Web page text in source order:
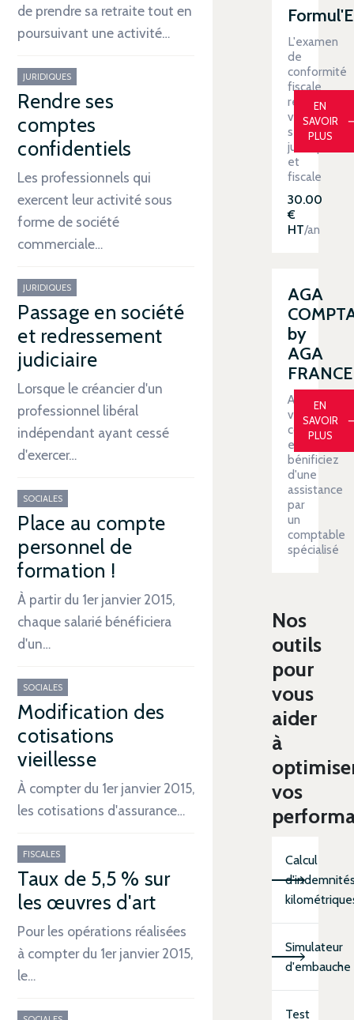
de prendre sa retraite tout en
poursuivant une activité…
JURIDIQUES
Rendre ses
comptes
confidentiels
Les professionnels qui
exercent leur activité sous
forme de société
commerciale…
JURIDIQUES
Passage en société
et redressement
judiciaire
Lorsque le créancier d'un
professionnel libéral
indépendant ayant cessé
d'exercer…
SOCIALES
Place au compte
personnel de
formation !
À partir du 1er janvier 2015,
chaque salarié bénéficiera
d'un…
SOCIALES
Modification des
cotisations
vieillesse
À compter du 1er janvier 2015,
les cotisations d'assurance…
FISCALES
Taux de 5,5 % sur
les œuvres d'art
Pour les opérations réalisées
à compter du 1er janvier 2015,
le…
L'examen
de
conformité
fiscale
renforce
votre
sécurité
juridique
et
fiscale
30.00
€
HT/an
EN
SAVOIR
PLUS
AGA
by
AGA
FRANCE
Automatiser
votre
comptabilité
et
bénificiez
d'une
assistance
par
un
comptable
spécialisé
EN
SAVOIR
PLUS
Nos
outils
pour
vous
aider
à
vos
Calcul
Simulateur
d'embauche
Test